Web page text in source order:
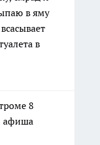
в яму
в
8
афиша